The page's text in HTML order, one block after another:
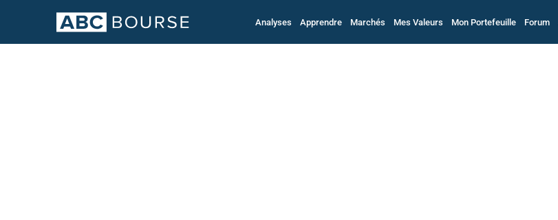
Analyses Apprendre Marchés Mes Valeurs Mon Portefeuille Forum